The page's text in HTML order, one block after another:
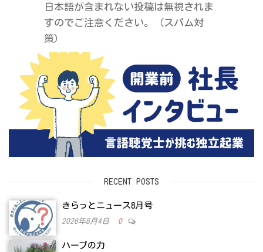
日本語が含まれない投稿は無視されま
すのでご注意ください。（スパム対
策）
RECENT POSTS
きらっとニュース8月号
2026年8月4日 0
ハーブの力